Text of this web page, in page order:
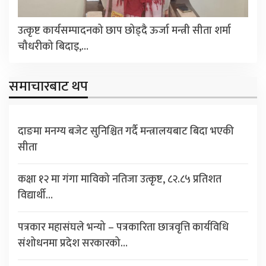
उत्कृष्ट कार्यसम्पादनको छाप छोड्दै ऊर्जा मन्त्री सीता शर्मा
चौधरीको बिदाइ,…
समाचारबाट थप
दाङमा मनग्य बजेट सुनिश्चित गर्दै मन्त्रालयबाट बिदा भएकी
सीता
कक्षा १२ मा गंगा माविको नतिजा उत्कृष्ट, ८२.८५ प्रतिशत
विद्यार्थी…
पत्रकार महासंघले भन्यो – पत्रकारिता छात्रवृत्ति कार्यविधि
संशोधनमा प्रदेश सरकारको…